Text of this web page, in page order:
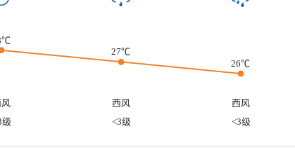
27℃
26℃
西风
西风
级 <3级 <3级